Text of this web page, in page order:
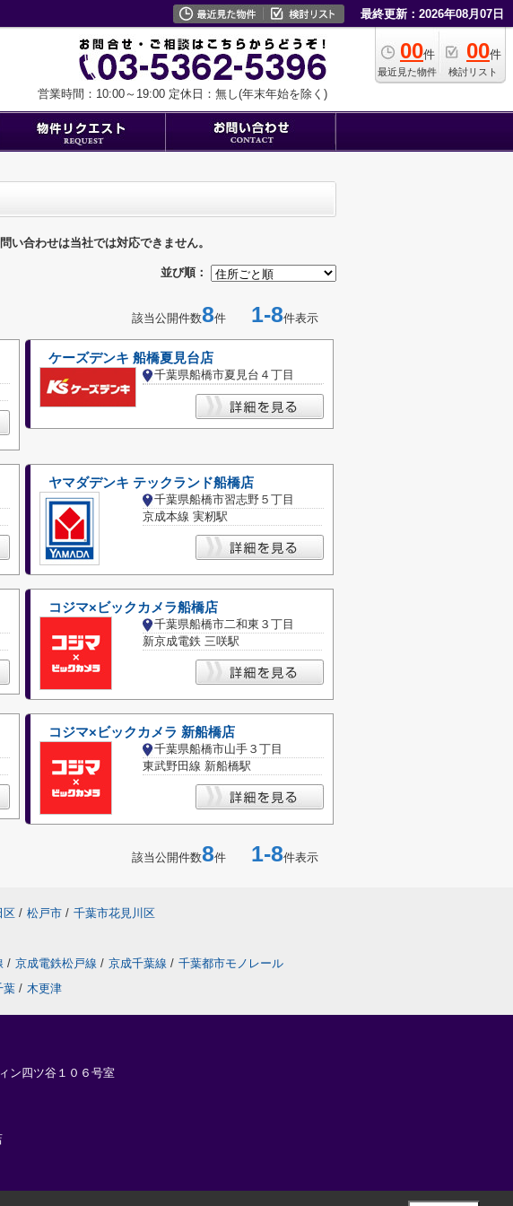
最終更新：2026年08月07日
00件
最近見た物件
00件
検討リスト
営業時間：10:00～19:00 定休日：無し(年末年始を除く)
合わせは当社では対応できません。
並び順：
該当公開件数8件 1-8件表示
ケーズデンキ 船橋夏見台店
千葉県船橋市夏見台４丁目
ヤマダデンキ テックランド船橋店
千葉県船橋市習志野５丁目
京成本線 実籾駅
コジマ×ビックカメラ船橋店
千葉県船橋市二和東３丁目
新京成電鉄 三咲駅
コジマ×ビックカメラ 新船橋店
千葉県船橋市山手３丁目
東武野田線 新船橋駅
該当公開件数8件 1-8件表示
区 / 松戸市 / 千葉市花見川区
/ 京成電鉄松戸線 / 京成千葉線 / 千葉都市モノレール
葉 / 木更津
ン四ツ谷１０６号室